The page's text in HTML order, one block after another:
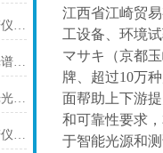
工厂直销DF-2000炉渣荧光光谱仪技术参数
工厂直销DF-2000转炉渣荧光光谱仪技术参数
工厂直销DF-2000钢铁冶炼荧光光谱仪技术参数
工厂直销DF-2000金属荧光光谱仪技术参数
江西省江崎贸
工设备、环境
マサキ（京都
牌、超过10万
面帮助上下游
和可靠性要求
于智能光源和